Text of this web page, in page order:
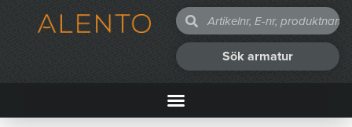
Sök armatur